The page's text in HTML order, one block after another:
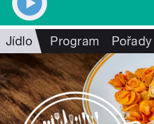
Jídlo Program Pořady